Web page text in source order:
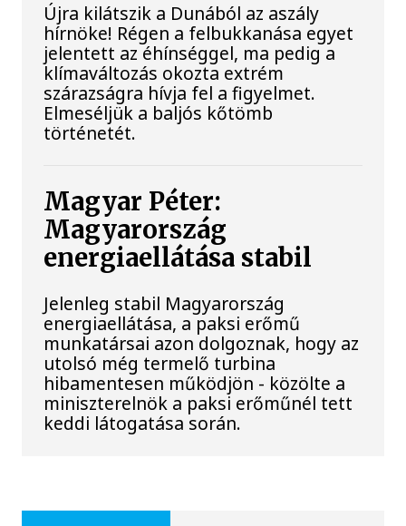
Újra kilátszik a Dunából az aszály
hírnöke! Régen a felbukkanása egyet
jelentett az éhínséggel, ma pedig a
klímaváltozás okozta extrém
szárazságra hívja fel a figyelmet.
Elmeséljük a baljós kőtömb
történetét.
Magyar Péter:
Magyarország
energiaellátása stabil
Jelenleg stabil Magyarország
energiaellátása, a paksi erőmű
munkatársai azon dolgoznak, hogy az
utolsó még termelő turbina
hibamentesen működjön - közölte a
miniszterelnök a paksi erőműnél tett
keddi látogatása során.